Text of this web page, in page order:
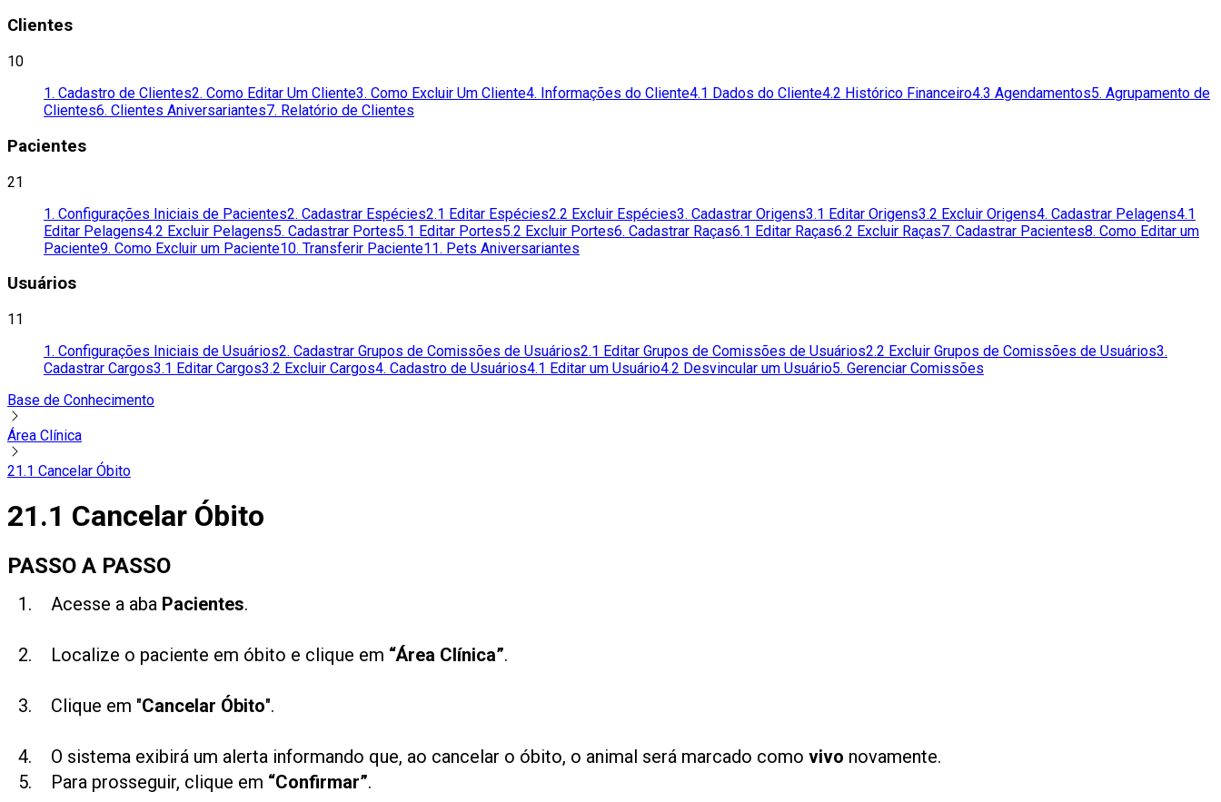
Clientes
10
1. Cadastro de Clientes2. Como Editar Um Cliente3. Como Excluir Um Cliente4. Informações do Cliente4.1 Dados do Cliente4.2 Histórico Financeiro4.3 Agendamentos5. Agrupamento de
Clientes6. Clientes Aniversariantes7. Relatório de Clientes
Pacientes
21
1. Configurações Iniciais de Pacientes2. Cadastrar Espécies2.1 Editar Espécies2.2 Excluir Espécies3. Cadastrar Origens3.1 Editar Origens3.2 Excluir Origens4. Cadastrar Pelagens4.1
Editar Pelagens4.2 Excluir Pelagens5. Cadastrar Portes5.1 Editar Portes5.2 Excluir Portes6. Cadastrar Raças6.1 Editar Raças6.2 Excluir Raças7. Cadastrar Pacientes8. Como Editar um
Paciente9. Como Excluir um Paciente10. Transferir Paciente11. Pets Aniversariantes
Usuários
11
1. Configurações Iniciais de Usuários2. Cadastrar Grupos de Comissões de Usuários2.1 Editar Grupos de Comissões de Usuários2.2 Excluir Grupos de Comissões de Usuários3.
Cadastrar Cargos3.1 Editar Cargos3.2 Excluir Cargos4. Cadastro de Usuários4.1 Editar um Usuário4.2 Desvincular um Usuário5. Gerenciar Comissões
Base de Conhecimento
Área Clínica
21.1 Cancelar Óbito
21.1 Cancelar Óbito
PASSO A PASSO
Acesse a aba Pacientes.
Localize o paciente em óbito e clique em “Área Clínica”.
Clique em "Cancelar Óbito".
O sistema exibirá um alerta informando que, ao cancelar o óbito, o animal será marcado como vivo novamente.
Para prosseguir, clique em “Confirmar”.